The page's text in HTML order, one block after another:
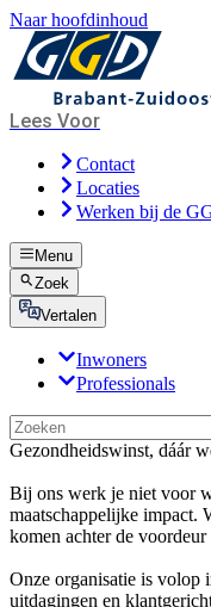
Naar hoofdinhoud
Lees Voor
Contact
Locaties
Werken bij de
Menu
Zoek
Vertalen
Inwoners
Professionals
Gezondheidswinst, dáár
Bij ons werk je niet voor
maatschappelijke impact.
komen achter de voordeur
Onze organisatie is volop
uitdagingen en